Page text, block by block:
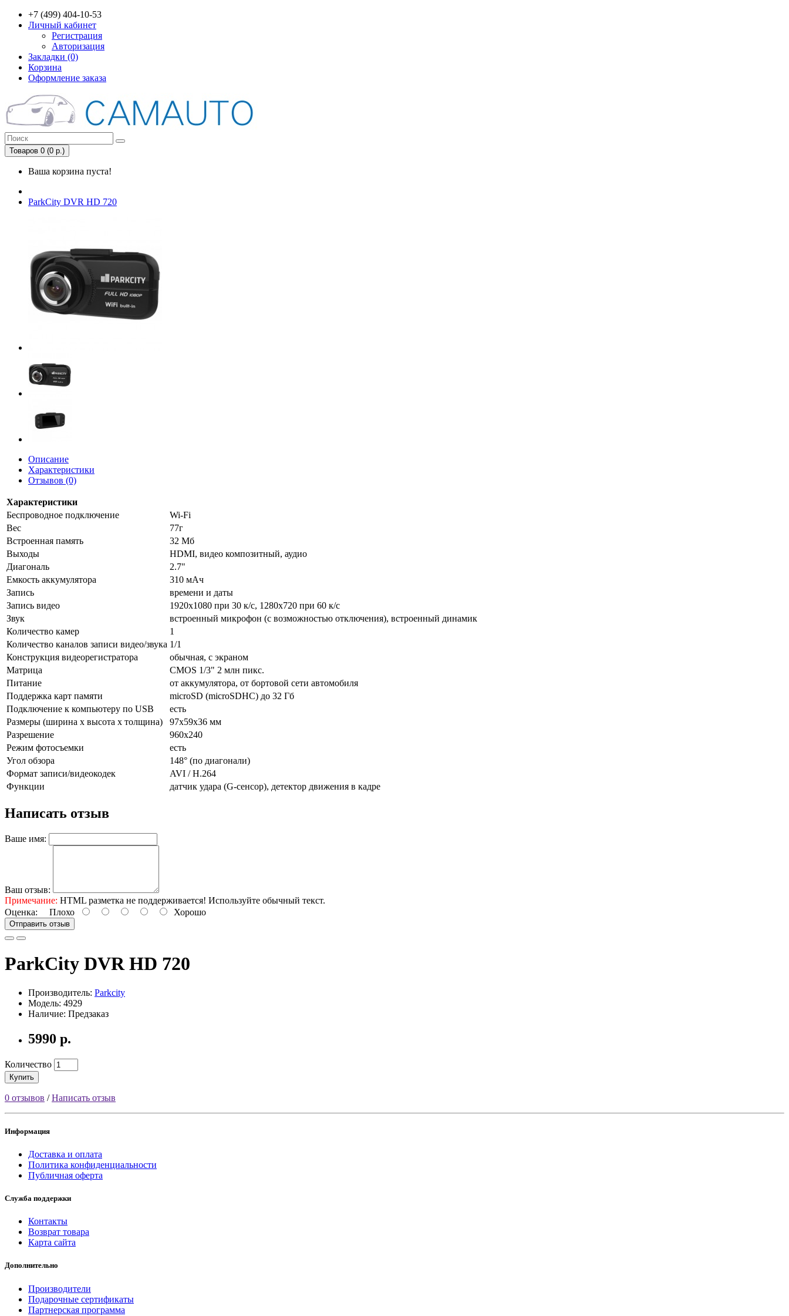
+7 (499) 404-10-53
Личный кабинет
Регистрация
Авторизация
Закладки (0)
Корзина
Оформление заказа
Товаров 0 (0 р.)
Ваша корзина пуста!
ParkCity DVR HD 720
Описание
Характеристики
Отзывов (0)
Характеристики
Беспроводное подключение
Wi-Fi
Вес
77г
Встроенная память
32 Мб
Выходы
HDMI, видео композитный, аудио
Диагональ
2.7"
Емкость аккумулятора
310 мАч
Запись
времени и даты
Запись видео
1920x1080 при 30 к/с, 1280x720 при 60 к/с
Звук
встроенный микрофон (с возможностью отключения), встроенный динамик
Количество камер
1
Количество каналов записи видео/звука 1/1
Конструкция видеорегистратора
обычная, с экраном
Матрица
CMOS 1/3" 2 млн пикс.
Питание
от аккумулятора, от бортовой сети автомобиля
Поддержка карт памяти
microSD (microSDHC) до 32 Гб
Подключение к компьютеру по USB
есть
Размеры (ширина x высота x толщина)
97x59x36 мм
Разрешение
960x240
Режим фотосъемки
есть
Угол обзора
148° (по диагонали)
Формат записи/видеокодек
AVI / H.264
Функции
датчик удара (G-сенсор), детектор движения в кадре
Написать отзыв
Ваше имя:
Ваш отзыв:
Примечание: HTML разметка не поддерживается! Используйте обычный текст.
Оценка: Плохо Хорошо
Отправить отзыв
ParkCity DVR HD 720
Производитель: Parkcity
Модель: 4929
Наличие: Предзаказ
5990 р.
Количество
Купить
0 отзывов /Написать отзыв
Информация
Доставка и оплата
Политика конфиденциальности
Публичная оферта
Служба поддержки
Контакты
Возврат товара
Карта сайта
Дополнительно
Производители
Подарочные сертификаты
Партнерская программа